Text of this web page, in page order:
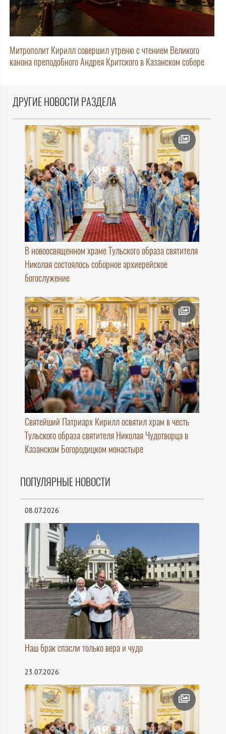
Митрополит Кирилл совершил утреню с чтением Великого
канона преподобного Андрея Критского в Казанском соборе
ДРУГИЕ НОВОСТИ РАЗДЕЛА
В новоосвященном храме Тульского образа святителя
Николая состоялось соборное архиерейское
богослужение
Святейший Патриарх Кирилл освятил храм в честь
Тульского образа святителя Николая Чудотворца в
Казанском Богородицком монастыре
ПОПУЛЯРНЫЕ НОВОСТИ
08.07.2026
Наш брак спасли только вера и чудо
23.07.2026